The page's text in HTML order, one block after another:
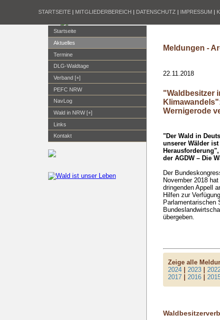
STARTSEITE | MITGLIEDERBEREICH | DATENSCHUTZ | IMPRESSUM |
Startseite
Aktuelles
Termine
DLG-Waldtage
Verband [+]
PEFC NRW
NavLog
Wald in NRW [+]
Links
Kontakt
Meldungen -
22.11.2018
"Waldbesitzer
Wernigerode
"Der Wald in
unserer Wälder
der AGDW – Die
Der
November 2018
dringenden Appell
Hilfen zur
Parlamentarischen
übergeben.
Zeige alle
2024 |2023 |
2017 |2016 |